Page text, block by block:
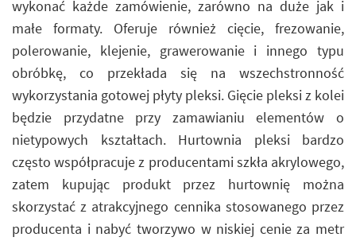
wykonać każde zamówienie, zarówno na duże jak i
małe formaty. Oferuje również cięcie, frezowanie,
polerowanie, klejenie, grawerowanie i innego typu
obróbkę, co przekłada się na wszechstronność
wykorzystania gotowej płyty pleksi. Gięcie pleksi z kolei
będzie przydatne przy zamawianiu elementów o
nietypowych kształtach. Hurtownia pleksi bardzo
często współpracuje z producentami szkła akrylowego,
zatem kupując produkt przez hurtownię można
skorzystać z atrakcyjnego cennika stosowanego przez
producenta i nabyć tworzywo w niskiej cenie za metr